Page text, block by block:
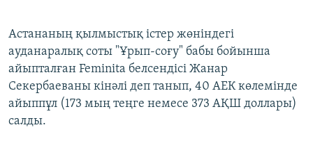
Астананың қылмыстық істер жөніндегі
ауданаралық соты "Ұрып-соғу" бабы бойынша
айыпталған Feminita белсендісі Жанар
Секербаеваны кінәлі деп танып, 40 АЕК көлемінде
айыппұл (173 мың теңге немесе 373 АҚШ доллары)
салды.